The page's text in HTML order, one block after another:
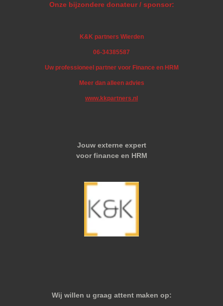
Onze bijzondere donateur / sponsor:
K&K partners Wierden
06-34385587
Uw professioneel partner voor Finance en HRM
Meer dan alleen advies
www.kkpartners.nl
Jouw externe expert
voor finance en HRM
Wij willen u graag attent maken op: